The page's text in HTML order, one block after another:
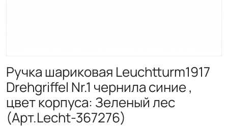
Ручка шариковая Leuchtturm1917
Drehgriffel Nr.1 чернила синие ,
цвет корпуса: Зеленый лес
(Арт.Lecht-367276)